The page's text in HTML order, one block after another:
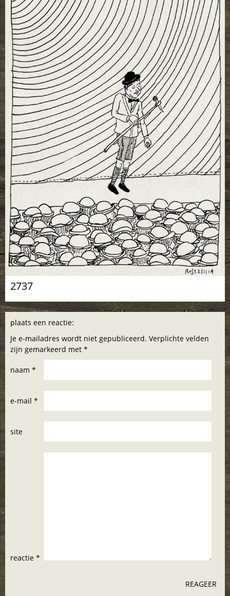
2737
plaats een reactie:
Je e-mailadres wordt niet gepubliceerd. Verplichte velden
zijn gemarkeerd met *
naam *
e-mail *
site
reactie *
REAGEER